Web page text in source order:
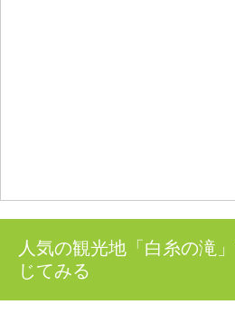
人気の観光地「白糸の滝
じてみる